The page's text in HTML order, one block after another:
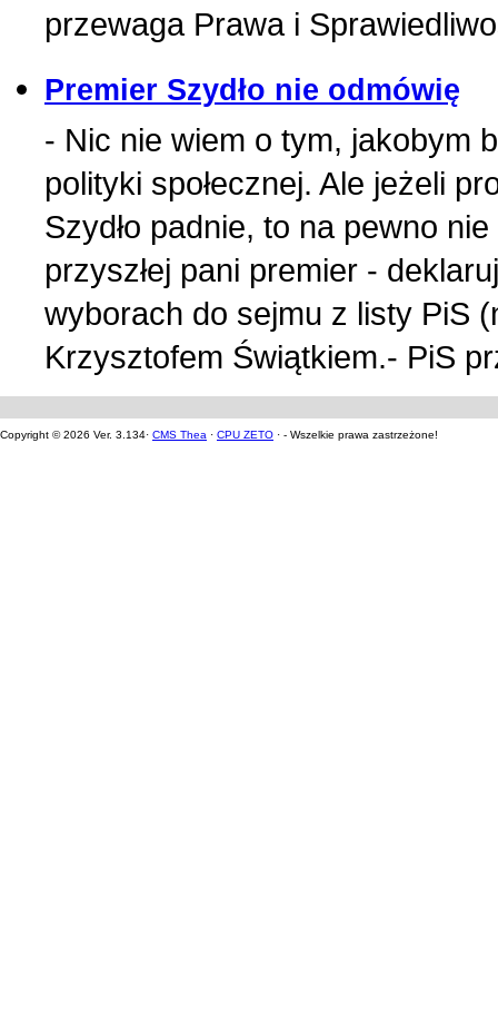
przewaga Prawa i
Premier Szydło nie odmówię
- Nic nie wiem o tym, jakobym
polityki społecznej. Ale jeżeli
Szydło padnie, to na pewno
przyszłej pani premier -
wyborach do sejmu z listy PiS
Krzysztofem Świątkiem.- PiS
Copyright © 2026 Ver. 3.134· CMS Thea · CPU ZETO · - Wszelkie prawa zastrzeżone!